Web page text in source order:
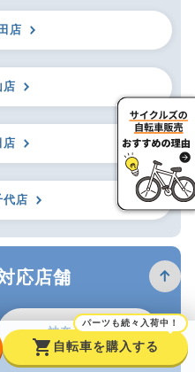
店
店
店
代店
応店舗
神奈川県
shopping_cart
パーツも続々入荷中！
自転車を購入する